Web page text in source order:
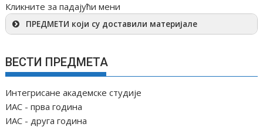
Кликните за падајући мени
ПРЕДМЕТИ који су доставили материјале
ВЕСТИ ПРЕДМЕТА
Интегрисане академске студије
ИАС - прва година
ИАС - друга година